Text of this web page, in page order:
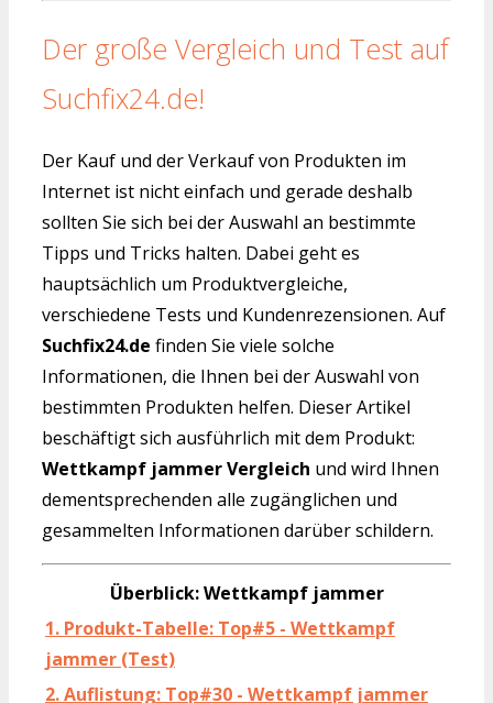
Der große Vergleich und Test auf
Suchfix24.de!
Der Kauf und der Verkauf von Produkten im
Internet ist nicht einfach und gerade deshalb
sollten Sie sich bei der Auswahl an bestimmte
Tipps und Tricks halten. Dabei geht es
hauptsächlich um Produktvergleiche,
verschiedene Tests und Kundenrezensionen. Auf
Suchfix24.de finden Sie viele solche
Informationen, die Ihnen bei der Auswahl von
bestimmten Produkten helfen. Dieser Artikel
beschäftigt sich ausführlich mit dem Produkt:
Wettkampf jammer Vergleich und wird Ihnen
dementsprechenden alle zugänglichen und
gesammelten Informationen darüber schildern.
Überblick: Wettkampf jammer
1. Produkt-Tabelle: Top#5 - Wettkampf
jammer (Test)
2. Auflistung: Top#30 - Wettkampf jammer